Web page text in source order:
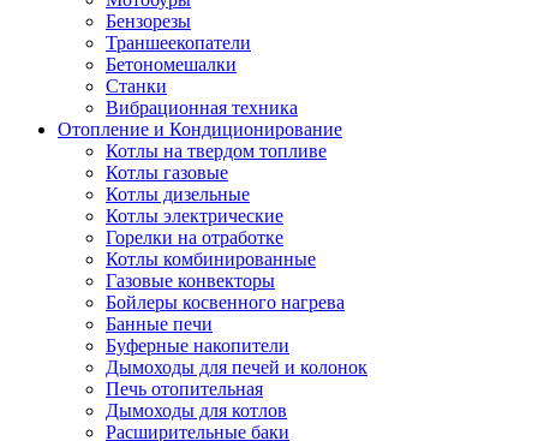
Бензорезы
Траншеекопатели
Бетономешалки
Станки
Вибрационная техника
Отопление и Кондиционирование
Котлы на твердом топливе
Котлы газовые
Котлы дизельные
Котлы электрические
Горелки на отработке
Котлы комбинированные
Газовые конвекторы
Бойлеры косвенного нагрева
Банные печи
Буферные накопители
Дымоходы для печей и колонок
Печь отопительная
Дымоходы для котлов
Расширительные баки